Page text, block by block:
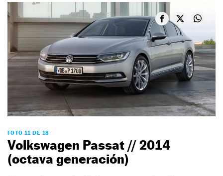
FOTO 11 DE 18
Volkswagen Passat // 2014
(octava generación)